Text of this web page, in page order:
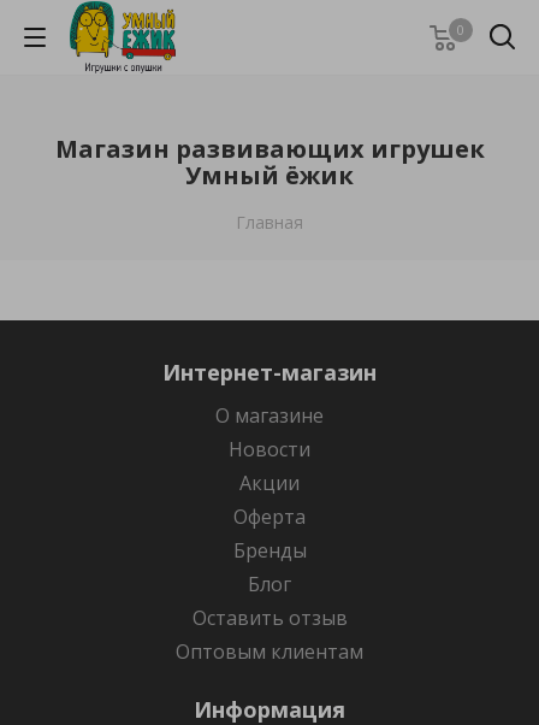
0
Магазин развивающих игрушек
Умный ёжик
Главная
Интернет-магазин
О магазине
Новости
Акции
Оферта
Бренды
Блог
Оставить отзыв
Оптовым клиентам
Информация